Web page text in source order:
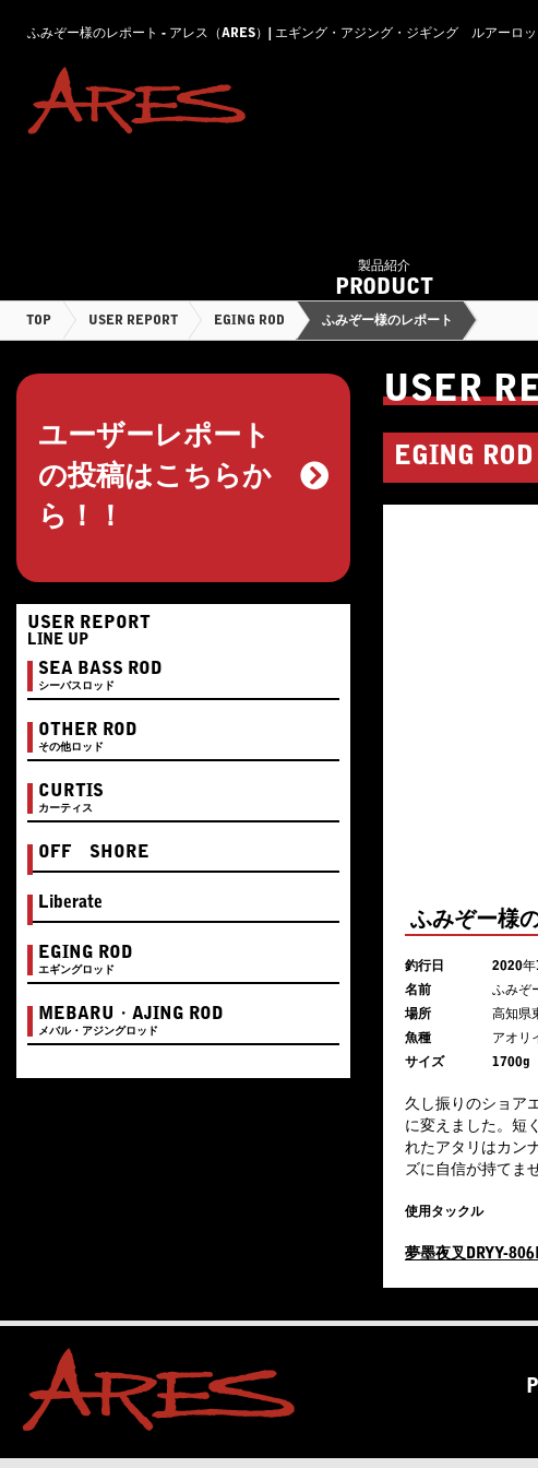
ふみぞー様のレポート - アレス（ARES）| エギング・アジング・ジギング ルアーロ
製品紹介
PRODUCT
TOP USER REPORT EGING ROD ふみぞー様のレポート
ユーザーレポート
の投稿はこちらか
ら！！
USER REPORT
LINE UP
SEA BASS ROD
シーバスロッド
OTHER ROD
その他ロッド
CURTIS
カーティス
OFF SHORE
Liberate
EGING ROD
エギングロッド
MEBARU・AJING ROD
メバル・アジングロッド
USER
EGING ROD
ふみぞー様
釣行日
2020年
名前
ふみぞ
場所
高知県
魚種
アオリ
サイズ
1700g
久し振りのショア
に変えました。短
れたアタリはカン
ズに自信が持てま
使用タックル
夢墨夜叉DRYY-